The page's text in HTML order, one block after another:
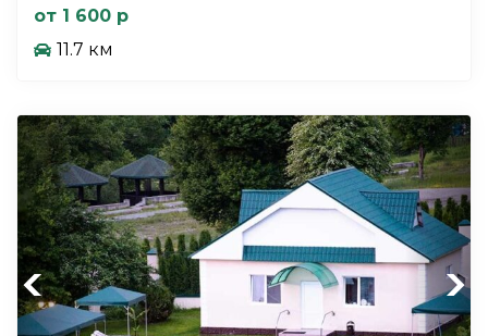
от 1 600 р
11.7 км
Previous Next